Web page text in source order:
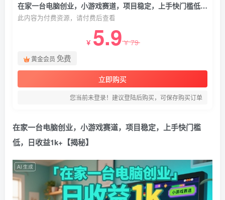
在家一台电脑创业，小游戏赛道，项目稳定，上手快门槛低，日收益1k+【揭秘】
此内容为付费资源，请付费后查看
￥ 5.9￥79
黄金会员 免费
立即购买
您当前未登录！建议登陆后购买，可保存购买订单
在家一台电脑创业，小游戏赛道，项目稳定，上手快门槛
低，日收益1k+【揭秘】